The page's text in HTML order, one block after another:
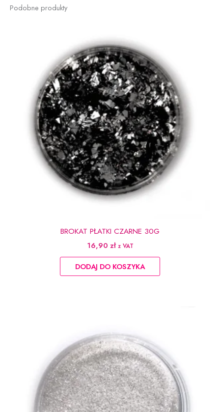
Podobne produkty
BROKAT PŁATKI CZARNE 30G
16,90 zł z VAT
DODAJ DO KOSZYKA